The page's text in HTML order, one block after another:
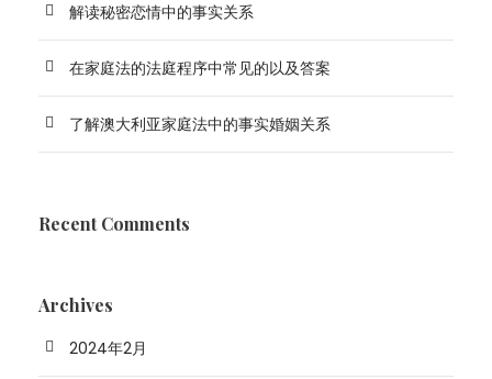
解读秘密恋情中的事实关系
在家庭法的法庭程序中常见的以及答案
了解澳大利亚家庭法中的事实婚姻关系
Recent Comments
Archives
2024年2月